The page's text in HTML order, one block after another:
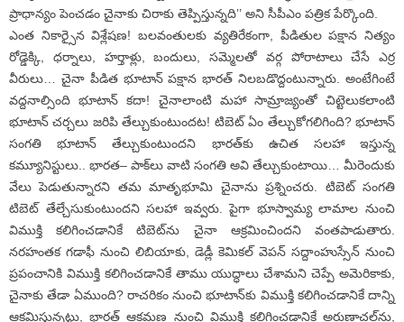
ప్రాధాన్యం పెంచడం చైనాకు చిరాకు తెప్పిస్తున్నది’’ అని సీపీఎం పత్రిక పేర్కొంది.
ఎంత నికార్సైన విశ్లేషణ! బలవంతులకు వ్యతిరేకంగా, పీడితుల పక్షాన నిత్యం
రోడ్డెక్కి, ధర్నాలు, హర్తాళ్లు, బందులు, సమ్మెలతో వర్గ పోరాటాలు చేసే ఎర్ర
వీరులు… చైనా పీడిత భూటాన్‌ పక్షాన భారత్‌ నిలబడొద్దంటున్నారు. అంటేగింటే
వద్దనాల్సింది భూటాన్‌ కదా! చైనాలాంటి మహా సామ్రాజ్యంతో చిట్టెలుకలాంటి
భూటాన్‌ చర్చలు జరిపి తేల్చుకుంటుందట! టిబెట్‌ ఏం తేల్చుకోగలిగింది? భూటాన్‌
సంగతి భూటాన్‌ తేల్చుకుంటుందని భారత్‌కు ఉచిత సలహా ఇస్తున్న
కమ్యూనిస్టులు.. భారత– పాక్‌లు వాటి సంగతి అవి తేల్చుకుంటాయి… మీరెందుకు
వేలు పెడుతున్నారని తమ మాతృభూమి చైనాను ప్రశ్నించరు. టిబెట్‌ సంగతి
టిబెట్‌ తేల్చేసుకుంటుందని సలహా ఇవ్వరు. పైగా భూస్వామ్య లామాల నుంచి
విముక్తి కలిగించడానికే టిబెట్‌ను చైనా ఆక్రమించిందని వంతపాడుతారు.
నరహంతక గడాఫీ నుంచి లిబియాకు, డెడ్లీ కెమికల్‌ వెపన్‌ సద్దాంహుస్సేన్‌ నుంచి
ప్రపంచానికి విముక్తి కలిగించడానికే తాము యుద్ధాలు చేశామని చెప్పే అమెరికాకు,
చైనాకు తేడా ఏముంది? రాచరికం నుంచి భూటాన్‌కు విముక్తి కలిగించడానికే దాన్ని
ఆక్రమిస్తున్నట్టు, భారత్‌ ఆక్రమణ నుంచి విముక్తి కలిగించడానికే అరుణాచల్‌ను,